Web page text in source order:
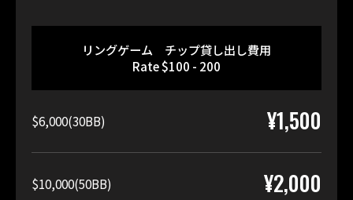
リングゲーム チップ貸し出し費用
Rate $100 - 200
$6,000(30BB) ¥1,500
$10,000(50BB) ¥2,000